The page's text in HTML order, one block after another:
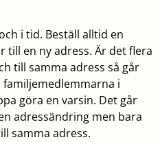
i tid. Beställ alltid en
en ny adress. Är det flera
till samma adress så går
i
göra en varsin. Det går
adressändring men bara
samma adress.